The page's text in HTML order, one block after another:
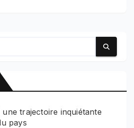
une trajectoire inquiétante
pays